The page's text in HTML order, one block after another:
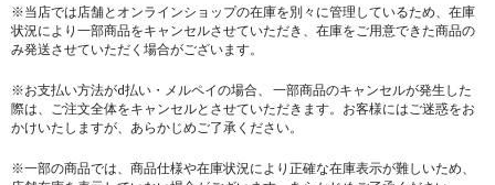
※当店では店舗とオンラインショップの在庫を別々に管理しているため、在庫
状況により一部商品をキャンセルさせていただき、在庫をご用意できた商品の
み発送させていただく場合がございます。
※お支払い方法がd払い・メルペイの場合、 一部商品のキャンセルが発生した
際は、ご注文全体をキャンセルとさせていただきます。お客様にはご迷惑をお
かけいたしますが、あらかじめご了承ください。
※一部の商品では、商品仕様や在庫状況により正確な在庫表示が難しいため、